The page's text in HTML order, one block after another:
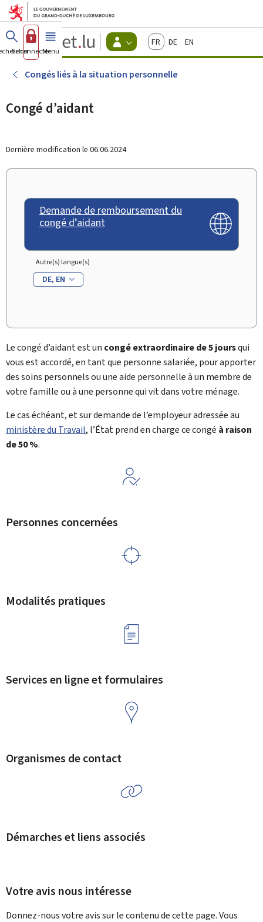
Aller au menu principal
Aller au contenu
Guichet.lu
Changer
d'espace
Menu
FrançaisDeutschEnglish
Se connecterMenu principal
Congés liés à la situation personnelle
Congé d’aidant
Dernière modification le 06.06.2024
Demande de remboursement du
congé d’aidant
Autre(s) langue(s)
DE EN
Le congé d’aidant est un congé extraordinaire de 5 joursqui
vous est accordé, en tant que personne salariée, pour apporter
des soins personnels ou une aide personnelle à un membre de
votre famille ou à une personne qui vit dans votre ménage.
Le cas échéant, et sur demande de l’employeur adressée au
ministère du Travail, l’État prend en charge ce congé à raison
de 50 %.
Personnes concernées
Modalités pratiques
Services en ligne et formulaires
Organismes de contact
Démarches et liens associés
Votre avis nous intéresse
Donnez-nous votre avis sur le contenu de cette page. Vous